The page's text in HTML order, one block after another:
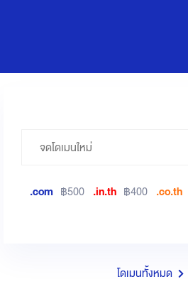
.com ฿500 .in.th ฿400 .co.th
โดเมนทั้งหมด